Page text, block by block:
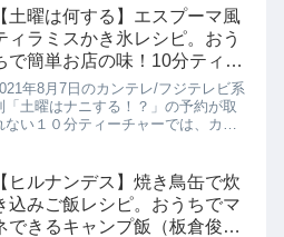
め♪最後までご覧いただきありがとうご
います。DAIGOさん...
【土曜は何する】エスプーマ風
ィラミスかき氷レシピ。おう
で簡単お店の味！10分ティー
ャー｜8月7日
年8月7日のカンテレ/フジテレビ系
「土曜はナニする！？」の予約が取
ない１０分ティーチャーでは、カキ
ーマ風ティラミスかき氷】の作り方を
えてくれたので詳しく紹...
【ヒルナンデス】焼き鳥缶で炊
込みご飯レシピ。おうちでマ
できるキャンプ飯（板倉俊之